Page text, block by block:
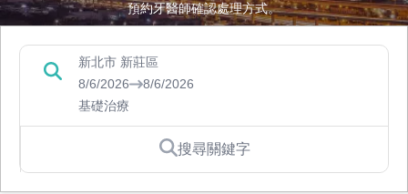
預約牙醫師確認處理方式。
新北市 新莊區
8/6/2026
8/6/2026
基礎治療
搜尋關鍵字